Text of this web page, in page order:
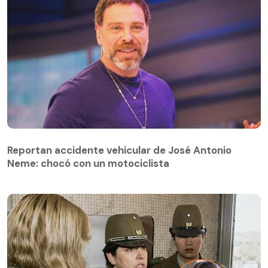
Reportan accidente vehicular de José Antonio
Neme: chocó con un motociclista